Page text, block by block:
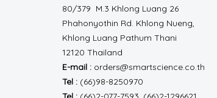
80/379 M.3 Khlong Luang 26
Phahonyothin Rd. Khlong Nueng,
Khlong Luang Pathum Thani
12120 Thailand
E-mail : orders@smartscience.co.th
Tel : (66)98-8250970